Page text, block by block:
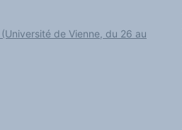
de Vienne, du 26 au